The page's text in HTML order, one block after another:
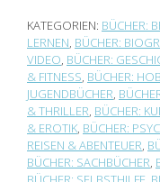
KATEGORIEN: BÜCHER:
LERNEN, BÜCHER:
VIDEO, BÜCHER:
& FITNESS, BÜCHER:
JUGENDBÜCHER,
& THRILLER, BÜCHER:
& EROTIK, BÜCHER:
REISEN & ABENTEUER,
BÜCHER: SACHBÜCHER,